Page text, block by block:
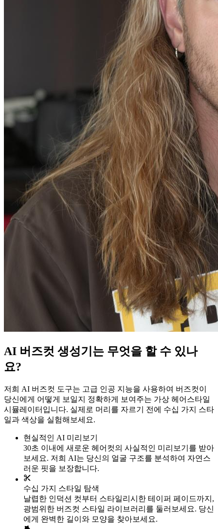
AI 버즈컷 생성기는 무엇을 할 수 있나
요?
저희 AI 버즈컷 도구는 고급 인공 지능을 사용하여 버즈컷이
당신에게 어떻게 보일지 정확하게 보여주는 가상 헤어스타일
시뮬레이터입니다. 실제로 머리를 자르기 전에 수십 가지 스타
일과 색상을 실험해보세요.
현실적인 AI 미리보기
30초 이내에 새로운 헤어컷의 사실적인 미리보기를 받아
보세요. 저희 AI는 당신의 얼굴 구조를 분석하여 자연스
러운 핏을 보장합니다.
수십 가지 스타일 탐색
날렵한 인덕션 컷부터 스타일리시한 테이퍼 페이드까지,
광범위한 버즈컷 스타일 라이브러리를 둘러보세요. 당신
에게 완벽한 길이와 모양을 찾아보세요.